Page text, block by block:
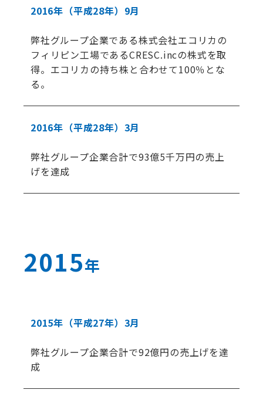
2016年 （平成28年） 9月
弊社グループ企業である株式会社エコリカの
フィリピン工場であるCRESC.incの株式を取
得。エコリカの持ち株と合わせて100％とな
る。
2016年 （平成28年） 3月
弊社グループ企業合計で93億5千万円の売上
げを達成
2015年
2015年 （平成27年） 3月
弊社グループ企業合計で92億円の売上げを達
成